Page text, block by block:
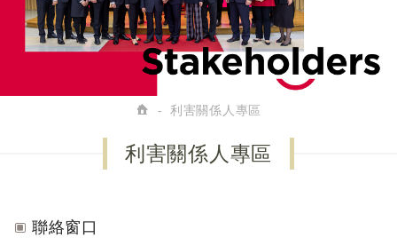
利害關係人專區
利害關係人專區
聯絡窗口